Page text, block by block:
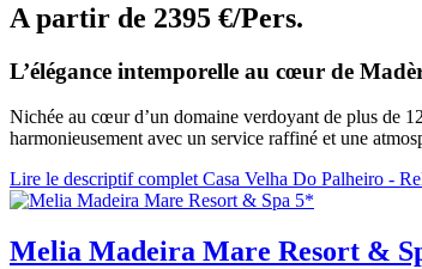
A partir de 2395 €/Pers.
L’élégance intemporelle au cœur de
Nichée au cœur d’un domaine verdoyant de plus de
harmonieusement avec un service raffiné et une
Lire le descriptif complet Casa Velha Do Palheiro -
Melia Madeira Mare Resort &